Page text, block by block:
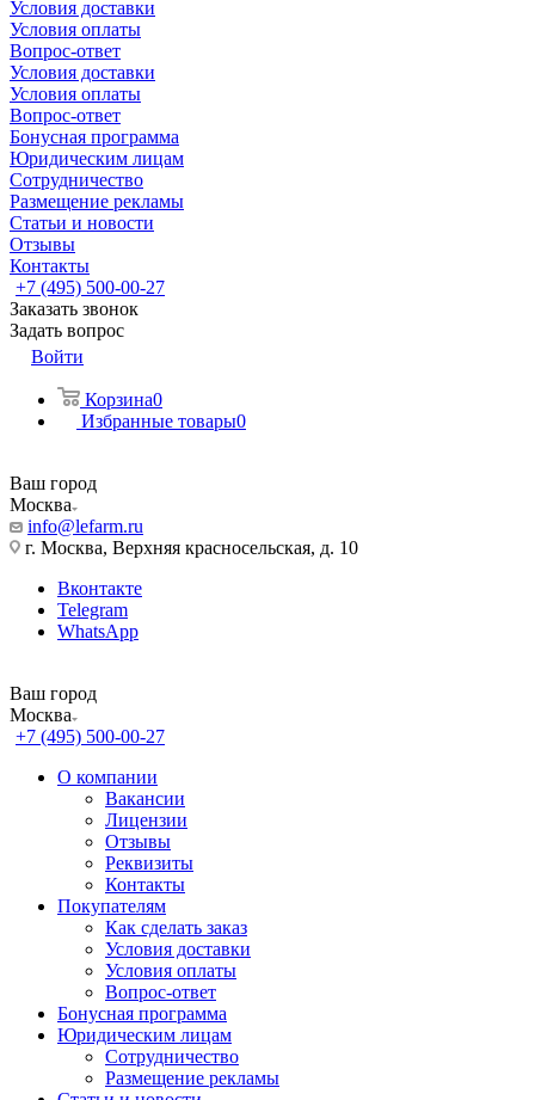
Условия доставки
Условия оплаты
Вопрос-ответ
Условия доставки
Условия оплаты
Вопрос-ответ
Бонусная программа
Юридическим лицам
Сотрудничество
Размещение рекламы
Статьи и новости
Отзывы
Контакты
+7 (495) 500-00-27
Заказать звонок
Задать вопрос
Войти
Корзина0
Избранные товары0
Ваш город
Москва
info@lefarm.ru
г. Москва, Верхняя красносельская, д. 10
Вконтакте
Telegram
WhatsApp
Ваш город
Москва
+7 (495) 500-00-27
О компании
Вакансии
Лицензии
Отзывы
Реквизиты
Контакты
Покупателям
Как сделать заказ
Условия доставки
Условия оплаты
Вопрос-ответ
Бонусная программа
Юридическим лицам
Сотрудничество
Размещение рекламы